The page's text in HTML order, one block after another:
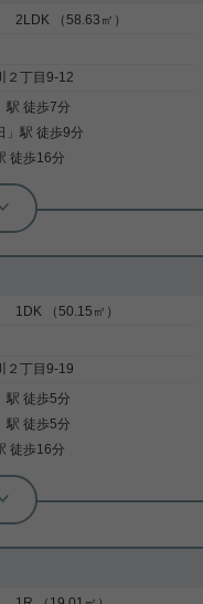
西片店 TEL：03-5684-0805
むタワーマンション！ 1SLDK
層階、角部屋、2
！ ※定期借家契約5
す。 お気軽にお問い
気軽
ホーム株式会社 茗荷谷店
件まで多数取り揃えて
番出口から徒歩1分。 千石エリ
物件から事業用物件まで多数
他社の掲載物件もまとめてご
ット専用回線 オートロ
バルコニー
トロック機能があります。室
チン・追い焚き・エアコンな
スなど豊富なので、衣類や履
便利です。冬は暖かく夏は涼
ので、電車利用が多い方にオ
ローリングなので跡を気にせ
きます。住まい探しは実用春
当社では文京区の賃貸情報を
2LDK （58.63㎡）
２丁目9-12
駅 徒歩7分
」駅 徒歩9分
徒歩16分
孝
敷金1ヶ月 2駅利用可
覧いただきありがとうござい
ット無料 ☆24時間ゴミ出し可
嬉しいシステムの揃った是非お
！！★インターネット
1DK （50.15㎡）
２丁目9-19
駅 徒歩5分
駅 徒歩5分
徒歩16分
ー
3駅以上利用可 駅徒歩